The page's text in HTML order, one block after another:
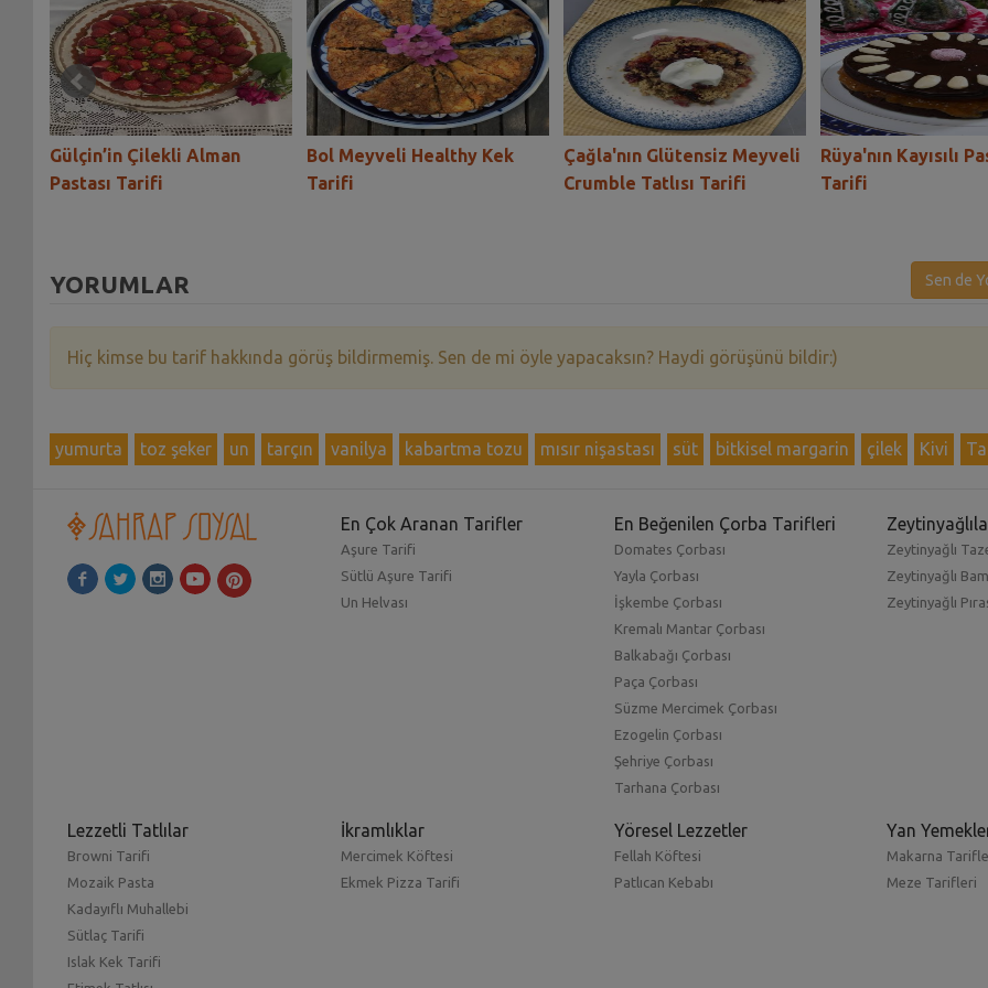
Gülçin’in Çilekli Alman
Pastası Tarifi
Bol Meyveli Healthy Kek
Tarifi
Çağla'nın Glütensiz Meyveli
Crumble Tatlısı Tarifi
Rüya'nın Kayısılı
Tarifi
YORUMLAR Sen de
Hiç kimse bu tarif hakkında görüş bildirmemiş. Sen de mi öyle yapacaksın? Haydi görüşünü bildir:)
yumurta toz şeker un tarçın vanilya kabartma tozu mısır nişastası süt bitkisel margarin çilek Kivi
En Çok Aranan Tarifler
Aşure Tarifi
Sütlü Aşure Tarifi
Un Helvası
En Beğenilen Çorba Tarifleri
Domates Çorbası
Yayla Çorbası
İşkembe Çorbası
Kremalı Mantar Çorbası
Balkabağı Çorbası
Paça Çorbası
Süzme Mercimek Çorbası
Ezogelin Çorbası
Şehriye Çorbası
Tarhana Çorbası
Zeytinyağlı
Zeytinyağlı
Zeytinyağlı
Lezzetli Tatlılar
Browni Tarifi
Mozaik Pasta
Kadayıflı Muhallebi
Sütlaç Tarifi
Islak Kek Tarifi
İkramlıklar
Mercimek Köftesi
Ekmek Pizza Tarifi
Yöresel Lezzetler
Fellah Köftesi
Patlıcan Kebabı
Yan
Makarna
Meze Tarifleri